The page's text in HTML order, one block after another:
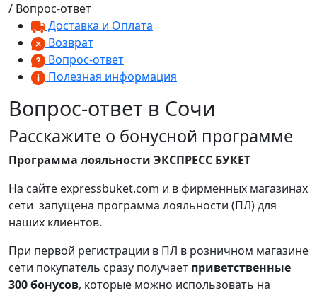
/ Вопрос-ответ
Доставка и Оплата
Возврат
Вопрос-ответ
Полезная информация
Вопрос-ответ в Сочи
Расскажите о бонусной программе
Программа лояльности ЭКСПРЕСС БУКЕТ
На сайте expressbuket.com и вфирменных магазинах
сети запущена программа лояльности (ПЛ) для
наших клиентов.
При первой регистрации в ПЛ в розничном магазине
сети покупатель сразу получает приветственные
300 бонусов, которые можно использовать на